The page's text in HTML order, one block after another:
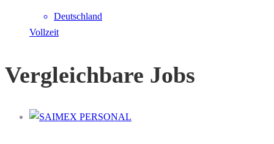
Deutschland
Vollzeit
Vergleichbare Jobs